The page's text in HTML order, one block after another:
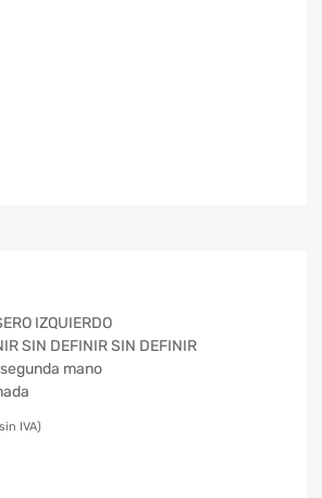
IZQUIERDO
SIN DEFINIR SIN DEFINIR
mano